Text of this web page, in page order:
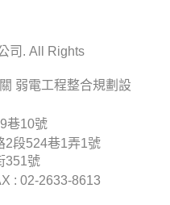
司. All Rights
弱電工程整合規劃設
巷10號
2段524巷1弄1號
351號
: 02-2633-8613